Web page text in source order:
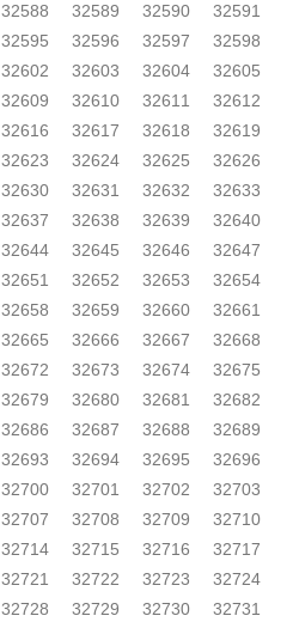
32588 32589 32590
32591
32595 32596 32597
32598
32602 32603 32604
32605
32609 32610 32611
32612
32616 32617 32618
32619
32623 32624 32625
32626
32630 32631 32632
32633
32637 32638 32639
32640
32644 32645 32646
32647
32651 32652 32653
32654
32658 32659 32660
32661
32665 32666 32667
32668
32672 32673 32674
32675
32679 32680 32681
32682
32686 32687 32688
32689
32693 32694 32695
32696
32700 32701 32702
32703
32707 32708 32709
32710
32714 32715 32716
32717
32721 32722 32723
32724
32728 32729 32730
32731